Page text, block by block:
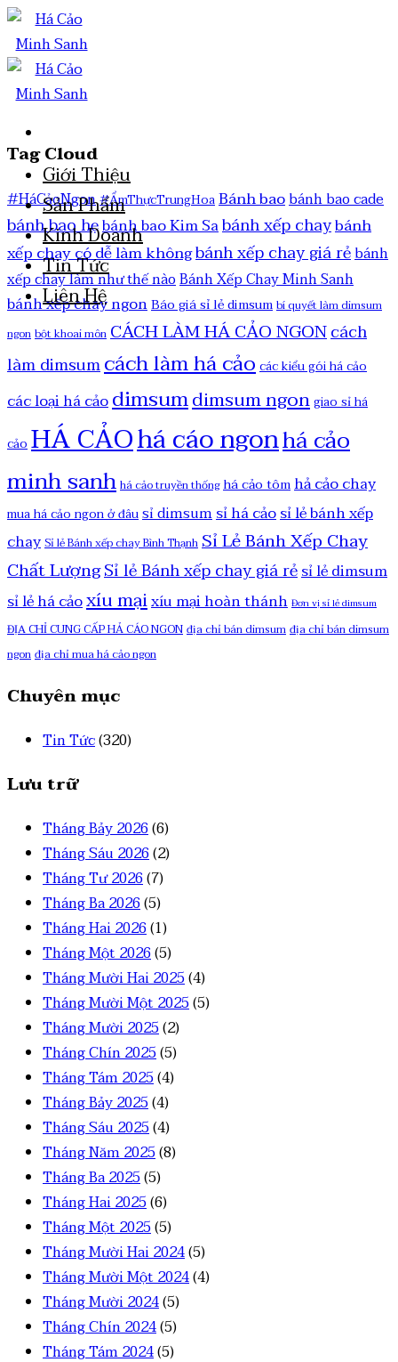
Giới Thiệu
Sản Phẩm
Kinh Doanh
Tin Tức
Liên Hệ
Tag Cloud
#HáCảoNgon#ẨmThựcTrungHoaBánh baobánh bao cade
bánh bao hẹbánh bao Kim Sabánh xếp chaybánh
xếp chay có dễ làm khôngbánh xếp chay giá rẻbánh
xếp chay làm như thế nàoBánh Xếp Chay Minh Sanh
bánh xếp chay ngonBáo giá sỉ lẻ dimsumbí quyết làm dimsum
ngonbột khoai mônCÁCH LÀM HÁ CẢO NGONcách
làm dimsumcách làm há cảocác kiểu gói há cảo
các loại há cảodimsumdimsum ngongiao sỉ há
cảoHÁ CẢOhá cáo ngonhá cảo
minh sanhhá cảo truyền thốnghá cảo tômhả cảo chay
mua há cảo ngon ở đâusỉ dimsumsỉ há cảosỉ lẻ bánh xếp
chaySỉ lẻ Bánh xếp chay Bình ThạnhSỉ Lẻ Bánh Xếp Chay
Chất LượngSỉ lẻ Bánh xếp chay giá rẻsỉ lẻ dimsum
sỉ lẻ há cảoxíu mạixíu mại hoàn thánh Đơn vị sỉ lẻ dimsum
ĐỊA CHỈ CUNG CẤP HẢ CÁO NGONđịa chỉ bán dimsumđịa chỉ bán dimsum
ngonđịa chỉ mua há cảo ngon
Chuyên mục
Tin Tức(320)
Lưu trữ
Tháng Bảy 2026(6)
Tháng Sáu 2026(2)
Tháng Tư 2026(7)
Tháng Ba 2026(5)
Tháng Hai 2026(1)
Tháng Một 2026(5)
Tháng Mười Hai 2025(4)
Tháng Mười Một 2025(5)
Tháng Mười 2025(2)
Tháng Chín 2025(5)
Tháng Tám 2025(4)
Tháng Bảy 2025(4)
Tháng Sáu 2025(4)
Tháng Năm 2025(8)
Tháng Ba 2025(5)
Tháng Hai 2025(6)
Tháng Một 2025(5)
Tháng Mười Hai 2024(5)
Tháng Mười Một 2024(4)
Tháng Mười 2024(5)
Tháng Chín 2024(5)
Tháng Tám 2024(5)